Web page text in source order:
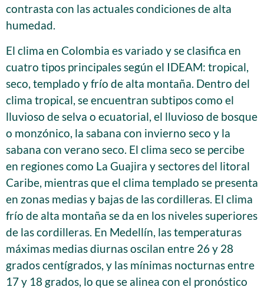
contrasta con las actuales condiciones de alta
humedad.
El clima en Colombia es variado y se clasifica en
cuatro tipos principales según el IDEAM: tropical,
seco, templado y frío de alta montaña. Dentro del
clima tropical, se encuentran subtipos como el
lluvioso de selva o ecuatorial, el lluvioso de bosque
o monzónico, la sabana con invierno seco y la
sabana con verano seco. El clima seco se percibe
en regiones como La Guajira y sectores del litoral
Caribe, mientras que el clima templado se presenta
en zonas medias y bajas de las cordilleras. El clima
frío de alta montaña se da en los niveles superiores
de las cordilleras. En Medellín, las temperaturas
máximas medias diurnas oscilan entre 26 y 28
grados centígrados, y las mínimas nocturnas entre
17 y 18 grados, lo que se alinea con el pronóstico